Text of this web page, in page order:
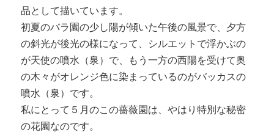
品として描いています。
初夏のバラ園の少し陽が傾いた午後の風景で、夕方
の斜光が後光の様になって、シルエットで浮かぶの
が天使の噴水（泉）で、もう一方の西陽を受けて奥
の木々がオレンジ色に染まっているのがバッカスの
噴水（泉）です。
私にとって５月のこの薔薇園は、やはり特別な秘密
の花園なのです。